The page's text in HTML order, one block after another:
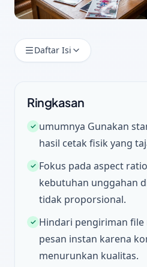
Daftar Isi
Ringkasan
✓ umumnya Gunakan
hasil cetak fisik yang
✓ Fokus pada aspect
kebutuhan unggahan
tidak proporsional.
✓ Hindari pengiriman file
pesan instan karena
menurunkan kualitas.